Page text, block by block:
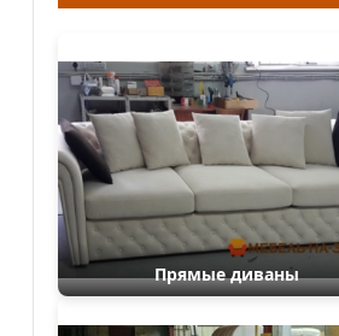
Прямые диваны